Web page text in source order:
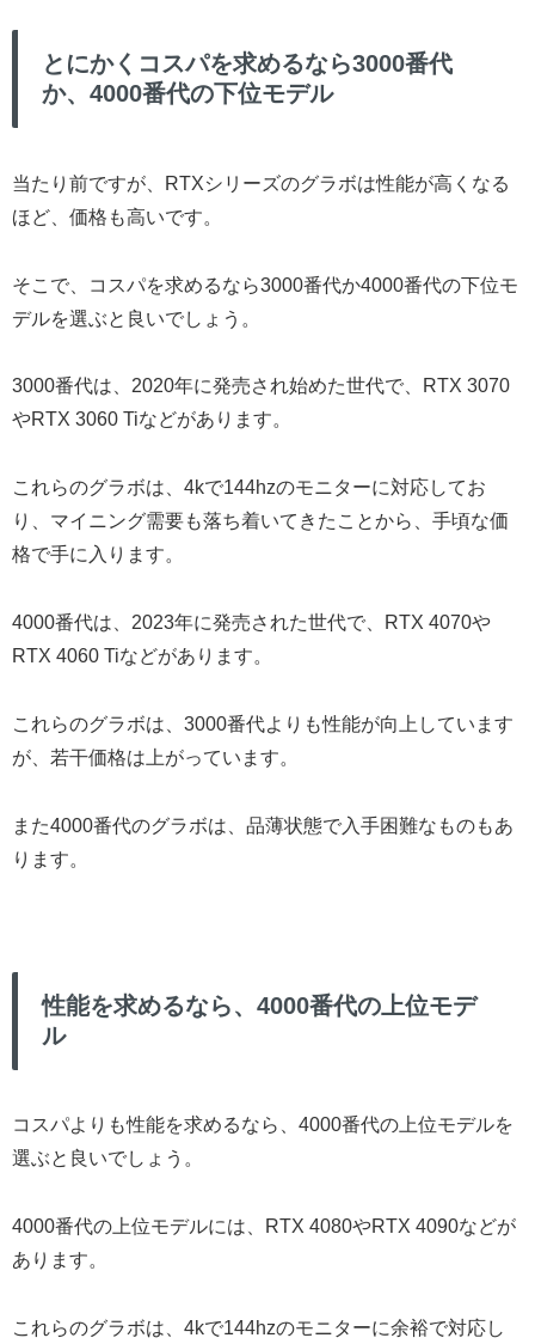
とにかくコスパを求めるなら3000番代
か、4000番代の下位モデル
当たり前ですが、RTXシリーズのグラボは性能が高くなる
ほど、価格も高いです。
そこで、コスパを求めるなら3000番代か4000番代の下位モ
デルを選ぶと良いでしょう。
3000番代は、2020年に発売され始めた世代で、RTX 3070
やRTX 3060 Tiなどがあります。
これらのグラボは、4kで144hzのモニターに対応してお
り、マイニング需要も落ち着いてきたことから、手頃な価
格で手に入ります。
4000番代は、2023年に発売された世代で、RTX 4070や
RTX 4060 Tiなどがあります。
これらのグラボは、3000番代よりも性能が向上しています
が、若干価格は上がっています。
また4000番代のグラボは、品薄状態で入手困難なものもあ
ります。
性能を求めるなら、4000番代の上位モデ
ル
コスパよりも性能を求めるなら、4000番代の上位モデルを
選ぶと良いでしょう。
4000番代の上位モデルには、RTX 4080やRTX 4090などが
あります。
これらのグラボは、4kで144hzのモニターに余裕で対応し